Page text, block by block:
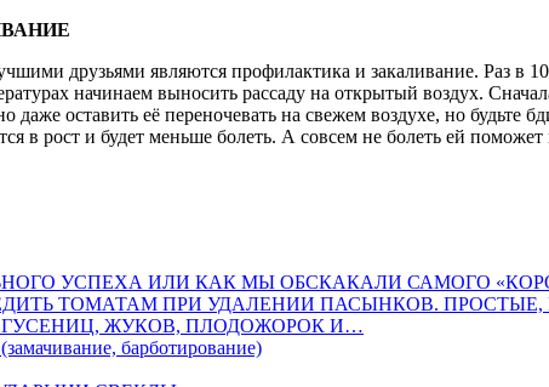
друзьями являются профилактика и закаливание. Раз
начинаем выносить рассаду на открытый воздух.
оставить её переночевать на свежем воздухе, но будьте
в рост и будет меньше болеть. А совсем не болеть ей
УСПЕХА ИЛИ КАК МЫ ОБСКАКАЛИ САМОГО
ТОМАТАМ ПРИ УДАЛЕНИИ ПАСЫНКОВ.
ЖУКОВ, ПЛОДОЖОРОК И…
барботирование)